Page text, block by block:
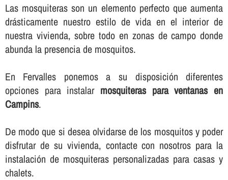
Las mosquiteras son un elemento perfecto que aumenta
drásticamente nuestro estilo de vida en el interior de
nuestra vivienda, sobre todo en zonas de campo donde
abunda la presencia de mosquitos.
En Fervalles ponemos a su disposición diferentes
opciones para instalar mosquiteras para ventanas en
Campins.
De modo que si desea olvidarse de los mosquitos y poder
disfrutar de su vivienda, contacte con nosotros para la
instalación de mosquiteras personalizadas para casas y
chalets.